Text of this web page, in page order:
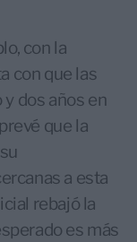
con la
con que las
dos años en
que la
a esta
rebajó la
es más